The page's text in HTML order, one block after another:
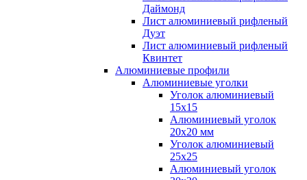
Даймонд
Лист алюминиевый рифленый
Дуэт
Лист алюминиевый рифленый
Квинтет
Алюминиевые профили
Алюминиевые уголки
Уголок алюминиевый
15х15
Алюминиевый уголок
20х20 мм
Уголок алюминиевый
25х25
Алюминиевый уголок